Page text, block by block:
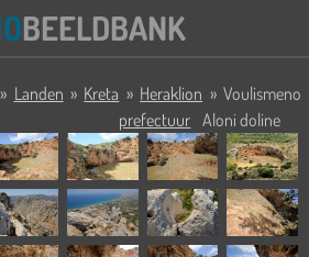
BEELDBANK
» Landen » Kreta » Heraklion
prefectuur
» Voulismeno
Aloni doline